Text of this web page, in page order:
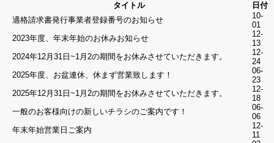
ウ
ン
ト
ロ
グ
イ
ン
Facebook
Google
タイトル
日付
適格請求書発行事業者登録番号のお知らせ
10-
01
2023年度、年末年始のお休みお知らせ
12-
13
2024年12月31日~1月2の期間をお休みさせていただきます。
12-
24
2025年度、お盆連休、休まず営業致します！
06-
23
2025年12月31日~1月2の期間をお休みさせていただきます。
12-
18
一般のお客様向けの新しいチラシのご案内です！
06-
06
年末年始営業日ご案内
12-
11